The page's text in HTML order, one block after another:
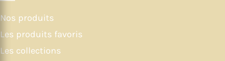
Nos produits
Les produits favoris
Les collections